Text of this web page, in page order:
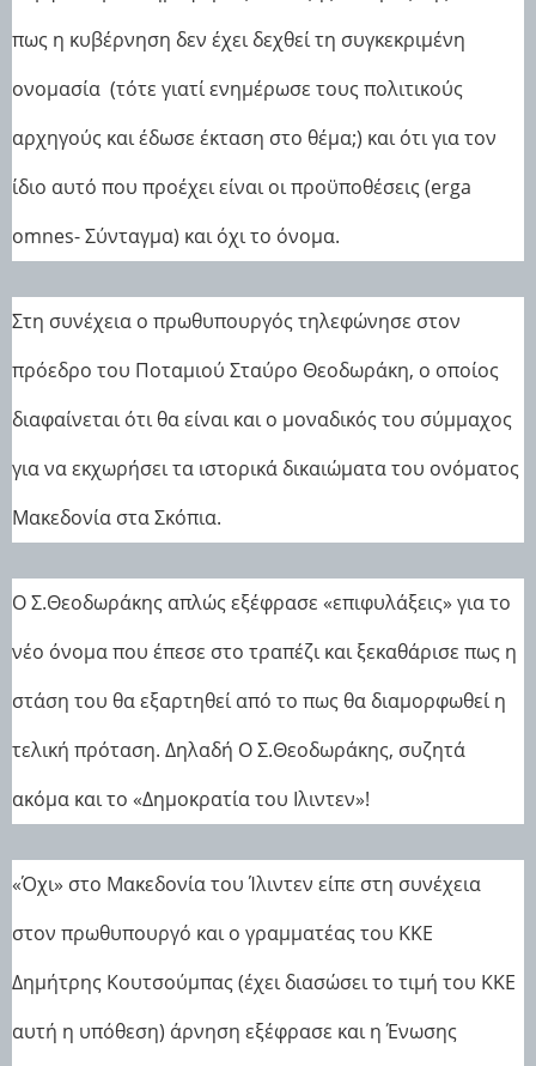
πως η κυβέρνηση δεν έχει δεχθεί τη συγκεκριμένη
ονομασία (τότε γιατί ενημέρωσε τους πολιτικούς
αρχηγούς και έδωσε έκταση στο θέμα;) και ότι για τον
ίδιο αυτό που προέχει είναι οι προϋποθέσεις (erga
omnes- Σύνταγμα) και όχι το όνομα.
Στη συνέχεια ο πρωθυπουργός τηλεφώνησε στον
πρόεδρο του Ποταμιού Σταύρο Θεοδωράκη, ο οποίος
διαφαίνεται ότι θα είναι και ο μοναδικός του σύμμαχος
για να εκχωρήσει τα ιστορικά δικαιώματα του ονόματος
Μακεδονία στα Σκόπια.
Ο Σ.Θεοδωράκης απλώς εξέφρασε «επιφυλάξεις» για το
νέο όνομα που έπεσε στο τραπέζι και ξεκαθάρισε πως η
στάση του θα εξαρτηθεί από το πως θα διαμορφωθεί η
τελική πρόταση. Δηλαδή Ο Σ.Θεοδωράκης, συζητά
ακόμα και το «Δημοκρατία του Ιλιντεν»!
«Όχι» στο Μακεδονία του Ίλιντεν είπε στη συνέχεια
στον πρωθυπουργό και ο γραμματέας του ΚΚΕ
Δημήτρης Κουτσούμπας (έχει διασώσει το τιμή του ΚΚΕ
αυτή η υπόθεση) άρνηση εξέφρασε και η Ένωσης